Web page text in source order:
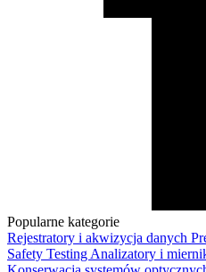
Popularne kategorie
Rejestratory i akwizycja danych
Safety Testing Analizatory i